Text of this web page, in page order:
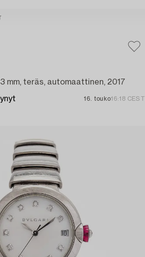
mm, teräs, automaattinen, 2017
16. touko16:18 CEST